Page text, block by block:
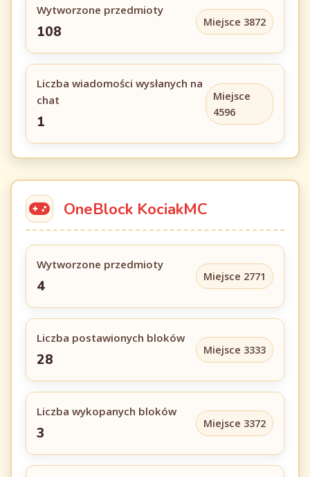
Wytworzone przedmioty
108
Miejsce 3872
Liczba wiadomości wysłanych na
chat
1
Miejsce
4596
OneBlock KociakMC
Wytworzone przedmioty
4
Miejsce 2771
Liczba postawionych bloków
28
Miejsce 3333
Liczba wykopanych bloków
3
Miejsce 3372